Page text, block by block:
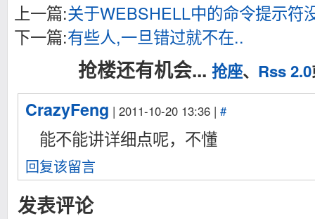
上一篇:关于WEBSHELL中的命令提示符
下一篇:有些人,一旦错过就不在..
抢楼还有机会... 抢座、 Rss 2.0
CrazyFeng | 2011-10-20 13:36 | #
能不能讲详细点呢，不懂
回复该留言
发表评论